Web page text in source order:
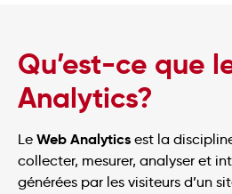
Qu’est-ce que
Analytics?
Le Web Analytics est la
collecter, mesurer, analyser et
générées par les visiteurs d’un